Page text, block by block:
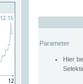
Parameter
Hier